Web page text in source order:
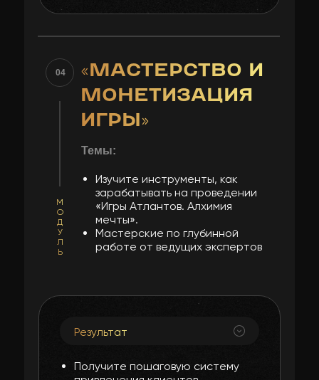
Получите пошаговую систему
Результат
Темы:
Изучите инструменты, как
зарабатывать на проведении
«Игры Атлантов. Алхимия
мечты».
Мастерские по глубинной
работе от ведущих экспертов
«МАСТЕРСТВО И
МОНЕТИЗАЦИЯ
ИГРЫ»
М
О
Д
У
Л
Ь
04